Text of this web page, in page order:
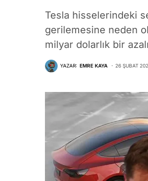
Tesla hisselerindeki
gerilemesine neden
milyar dolarlık bir
YAZAR: EMRE KAYA 26 ŞUBAT